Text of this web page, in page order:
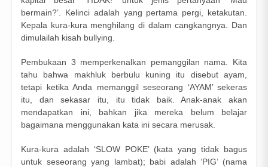
bermain?’. Kelinci adalah yang pertama pergi, ketakutan.
Kepala kura-kura menghilang di dalam cangkangnya. Dan
dimulailah kisah bullying.
Pembukaan 3 memperkenalkan pemanggilan nama. Kita
tahu bahwa makhluk berbulu kuning itu disebut ayam,
tetapi ketika Anda memanggil seseorang ‘AYAM’ sekeras
itu, dan sekasar itu, itu tidak baik. Anak-anak akan
mendapatkan ini, bahkan jika mereka belum belajar
bagaimana menggunakan kata ini secara merusak.
Kura-kura adalah ‘SLOW POKE’ (kata yang tidak bagus
untuk seseorang yang lambat); babi adalah ‘PIG’ (nama